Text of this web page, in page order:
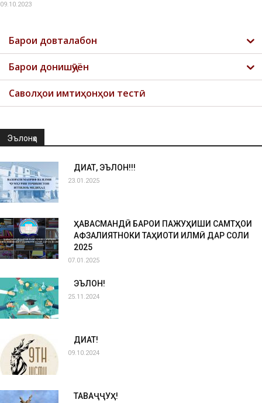
09.10.2023
Барои довталабон
Барои донишҷӯён
Саволҳои имтиҳонҳои тестӣ
Эълонҳо
ДИҚҚАТ, ЭЪЛОН!!!
23.01.2025
ҲАВАСМАНДӢ БАРОИ ПАЖУҲИШИ САМТҲОИ
АФЗАЛИЯТНОКИ ТАҲҚИҚОТИ ИЛМӢ ДАР СОЛИ
2025
07.01.2025
ЭЪЛОН!
25.11.2024
ДИҚҚАТ!
09.10.2024
ТАВАҶҶУҲ!